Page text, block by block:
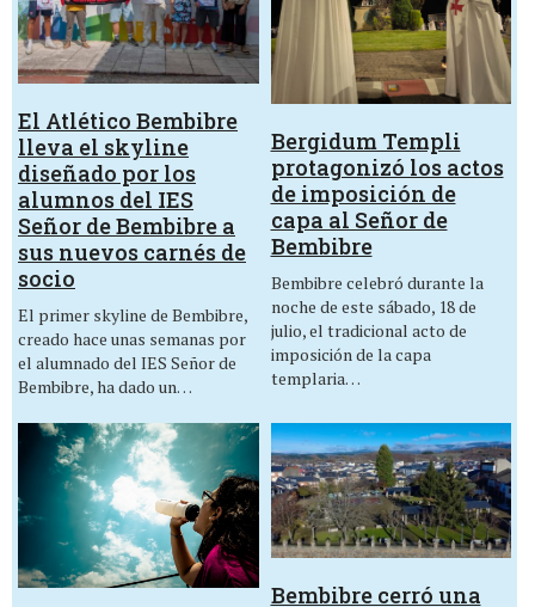
El Atlético Bembibre
lleva el skyline
diseñado por los
alumnos del IES
Señor de Bembibre a
sus nuevos carnés de
socio
El primer skyline de Bembibre,
creado hace unas semanas por
el alumnado del IES Señor de
Bembibre, ha dado un…
Bergidum Templi
protagonizó los actos
de imposición de
capa al Señor de
Bembibre
Bembibre celebró durante la
noche de este sábado, 18 de
julio, el tradicional acto de
imposición de la capa
templaria…
Bembibre cerró una